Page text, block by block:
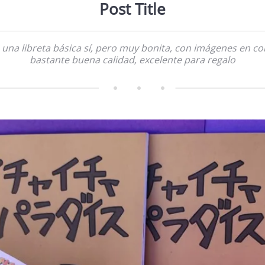
Post Title
una libreta básica sí, pero muy bonita, con imágenes en
bastante buena calidad, excelente para regalo